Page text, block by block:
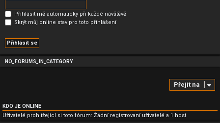
Přihlásit mě automaticky při každé návštěvě
Skrýt můj online stav pro toto přihlášení
NO_FORUMS_IN_CATEGORY
Přejít na
KDO JE ONLINE
Uživatelé prohlížející si toto fórum: Žádní registrovaní uživatelé a 1 host